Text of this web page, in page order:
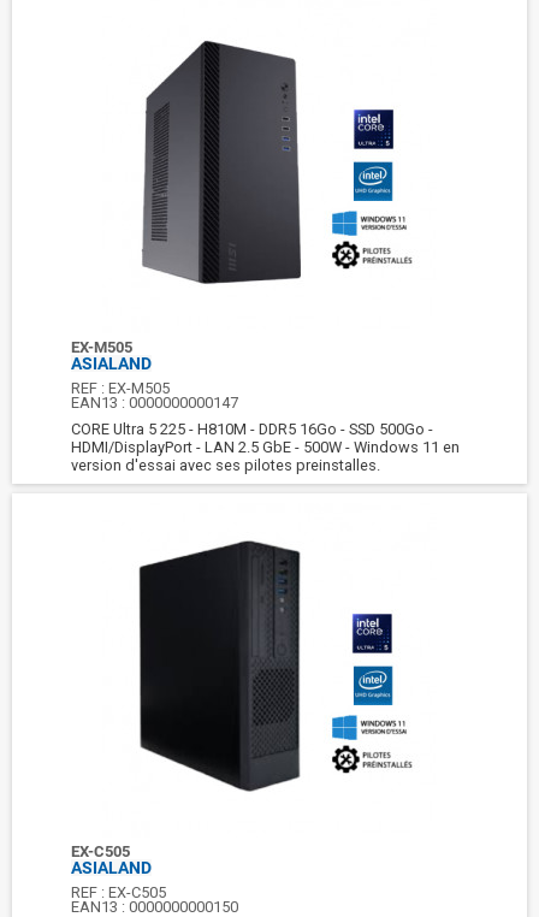
EX-M505
ASIALAND
REF :EX-M505
EAN13 :0000000000147
CORE Ultra 5 225 - H810M - DDR5 16Go - SSD 500Go -
HDMI/DisplayPort - LAN 2.5 GbE - 500W - Windows 11 en
version d'essai avec ses pilotes preinstalles.
EX-C505
ASIALAND
REF :EX-C505
EAN13 :0000000000150